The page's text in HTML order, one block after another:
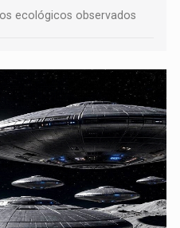
ecológicos observados